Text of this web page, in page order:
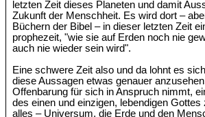
letzten Zeit dieses Planeten und damit
Zukunft der Menschheit. Es wird dort –
Büchern der Bibel – in dieser letzten Zeit
prophezeit, "wie sie auf Erden noch nie
auch nie wieder sein wird".
Eine schwere Zeit also und da lohnt es
diese Aussagen etwas genauer
Offenbarung für sich in Anspruch nimmt,
des einen und einzigen, lebendigen Gottes
alles – Universum, die Erde und den